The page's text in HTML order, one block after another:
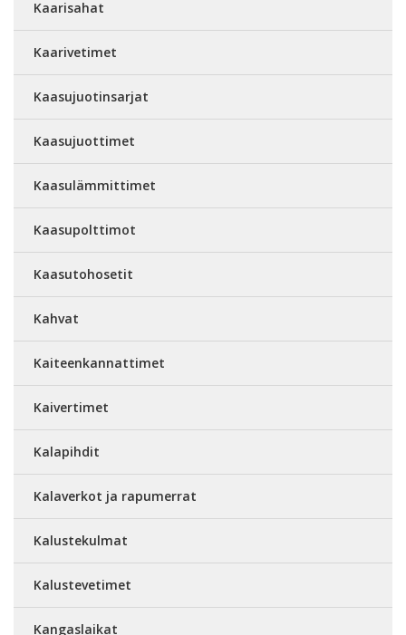
Kaarisahat
Kaarivetimet
Kaasujuotinsarjat
Kaasujuottimet
Kaasulämmittimet
Kaasupolttimot
Kaasutohosetit
Kahvat
Kaiteenkannattimet
Kaivertimet
Kalapihdit
Kalaverkot ja rapumerrat
Kalustekulmat
Kalustevetimet
Kangaslaikat